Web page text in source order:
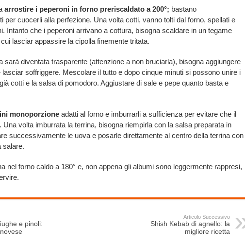
arrostire i peperoni in forno preriscaldato a 200°; bastano
per cuocerli alla perfezione. Una volta cotti, vanno tolti dal forno, spellati e
Intanto che i peperoni arrivano a cottura, bisogna scaldare in un tegame
lasciar appassire la cipolla finemente tritata.
sarà diventata trasparente (attenzione a non bruciarla), bisogna aggiungere
lasciar soffriggere. Mescolare il tutto e dopo cinque minuti si possono unire i
cotti e la salsa di pomodoro. Aggiustare di sale e pepe quanto basta e
monoporzioneadatti al forno e imburrarli a sufficienza per evitare che il
volta imburrata la terrina, bisogna riempirla con la salsa preparata in
successivamente le uova e posarle direttamente al centro della terrina con
salare.
nel forno caldo a 180° e, non appena gli albumi sono leggermente rappresi,
e pinoli:
Articolo Successivo
Shish Kebab di agnello: la
migliore ricetta